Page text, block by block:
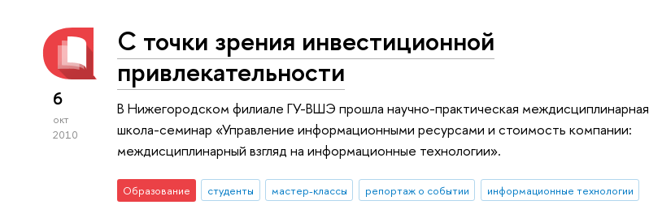
6
окт
2010
С точки зрения инвестиционной
привлекательности
В Нижегородском филиале ГУ-ВШЭ прошла научно-практическая междисциплинарная
школа-семинар «Управление информационными ресурсами и стоимость компании:
междисциплинарный взгляд на информационные технологии».
Образование студенты мастер-классы репортаж о событии
информационные технологии